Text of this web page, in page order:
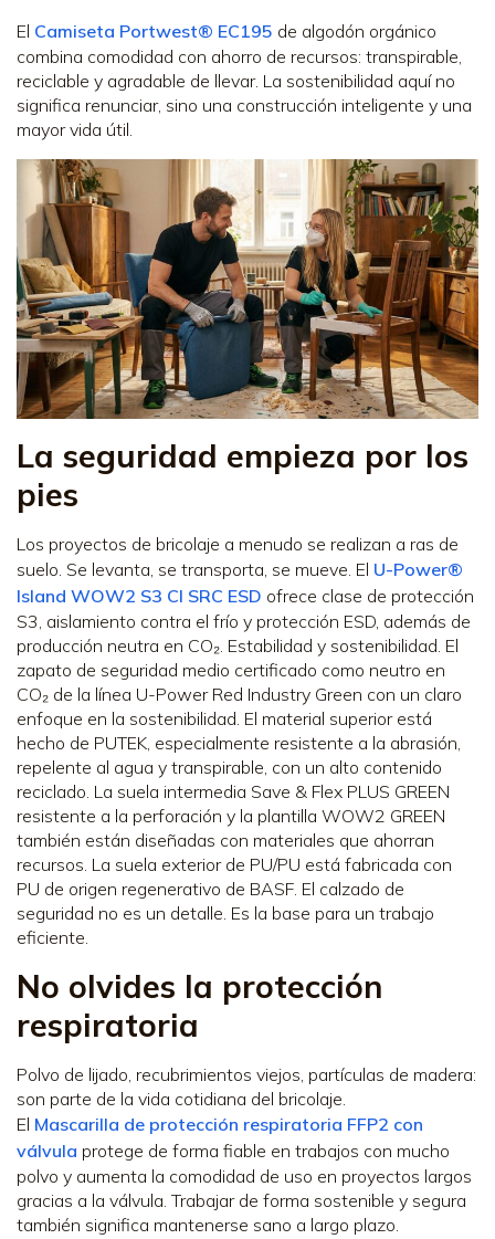
El Camiseta Portwest® EC195 de algodón orgánico
combina comodidad con ahorro de recursos: transpirable,
reciclable y agradable de llevar. La sostenibilidad aquí no
significa renunciar, sino una construcción inteligente y una
mayor vida útil.
La seguridad empieza por los
pies
Los proyectos de bricolaje a menudo se realizan a ras de
suelo. Se levanta, se transporta, se mueve. El U-Power®
Island WOW2 S3 CI SRC ESD ofrece clase de protección
S3, aislamiento contra el frío y protección ESD, además de
producción neutra en CO₂. Estabilidad y sostenibilidad. El
zapato de seguridad medio certificado como neutro en
CO₂ de la línea U-Power Red Industry Green con un claro
enfoque en la sostenibilidad. El material superior está
hecho de PUTEK, especialmente resistente a la abrasión,
repelente al agua y transpirable, con un alto contenido
reciclado. La suela intermedia Save & Flex PLUS GREEN
resistente a la perforación y la plantilla WOW2 GREEN
también están diseñadas con materiales que ahorran
recursos. La suela exterior de PU/PU está fabricada con
PU de origen regenerativo de BASF. El calzado de
seguridad no es un detalle. Es la base para un trabajo
eficiente.
No olvides la protección
respiratoria
Polvo de lijado, recubrimientos viejos, partículas de madera:
son parte de la vida cotidiana del bricolaje.
El Mascarilla de protección respiratoria FFP2 con
válvula protege de forma fiable en trabajos con mucho
polvo y aumenta la comodidad de uso en proyectos largos
gracias a la válvula. Trabajar de forma sostenible y segura
también significa mantenerse sano a largo plazo.